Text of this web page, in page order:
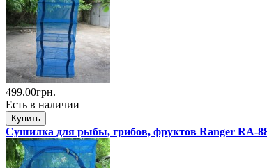
499.00грн.
Есть в наличии
Сушилка для рыбы, грибов, фруктов Ranger RA-